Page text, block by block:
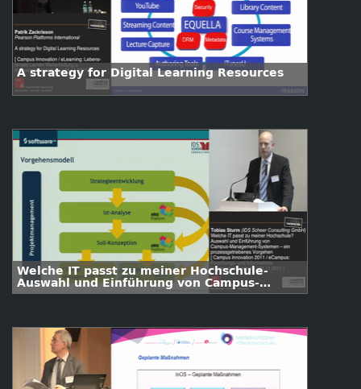
A strategy for Digital Learning Resources
Welche IT passt zu meiner Hochschule-
Auswahl und Einführung von Campus-
Management-Systemen - ein